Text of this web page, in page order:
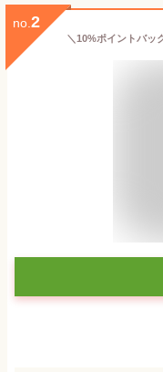
no. 2